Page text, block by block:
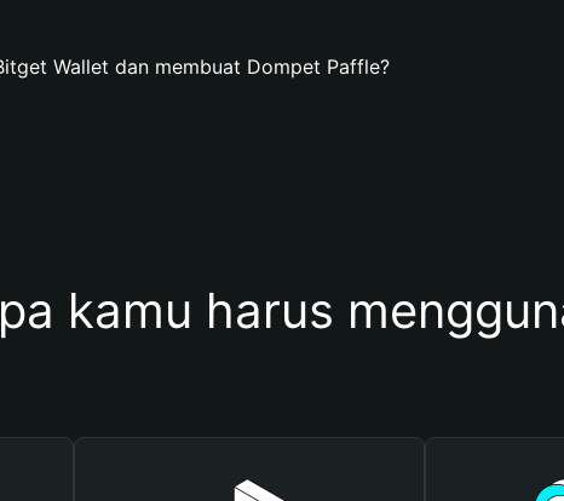
Wallet dan membuat Dompet Paffle?
kamu harus